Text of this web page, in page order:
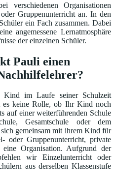
Organisationen
Gruppenunterricht an. In den
ein Fach zusammen. Dabei
angemessene Lernatmosphäre
der einzelnen Schüler.
Pauli einen
im Laufe seiner Schulzeit
es keine Rolle, ob Ihr Kind noch
auf einer weiterführenden Schule
Gesamtschule oder dem
gemeinsam mit ihrem Kind für
oder Gruppenunterricht, private
Organisation. Aufgrund der
wir Einzelunterricht oder
aus derselben Klassenstufe